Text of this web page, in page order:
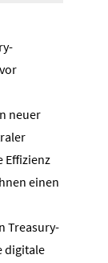
neuer
Effizienz
einen
Treasury-
digitale